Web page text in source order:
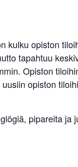
kulku opiston
tapahtuu
Opiston
opiston
pipareita ja